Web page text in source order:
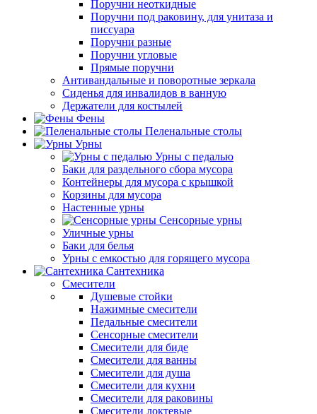
Поручни неоткидные
Поручни под раковину, для унитаза и
писсуара
Поручни разные
Поручни угловые
Прямые поручни
Антивандальные и поворотные зеркала
Сиденья для инвалидов в ванную
Держатели для костылей
Фены
Пеленальные столы
Урны
Урны с педалью
Баки для раздельного сбора мусора
Контейнеры для мусора с крышкой
Корзины для мусора
Настенные урны
Сенсорные урны
Уличные урны
Баки для белья
Урны с емкостью для горящего мусора
Сантехника
Смесители
Душевые стойки
Нажимные смесители
Педальные смесители
Сенсорные смесители
Смесители для биде
Смесители для ванны
Смесители для душа
Смесители для кухни
Смесители для раковины
Смесители локтевые